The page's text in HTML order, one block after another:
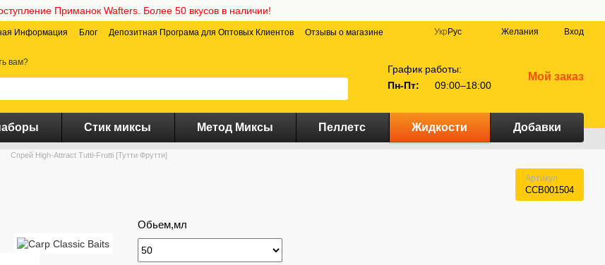
Приманок Wafters. Более 50 вкусов в наличии!
Информация Блог Депозитная Програма для Оптовых Клиентов Отзывы о магазине Укр Рус Желания Вход
вам?
График работы:
Пн-Пт:
09:00–18:00
Мой заказ
Стик миксы Метод Миксы Пеллетс Жидкости Добавки
Спрей High-Attract Tutti-Frutti [Тутти Фрутти]
Артикул
CCB001504
Обьем,мл